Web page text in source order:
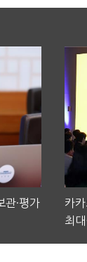
·평가
카
최